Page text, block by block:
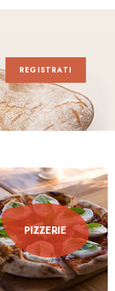
REGISTRATI
PIZZERIE